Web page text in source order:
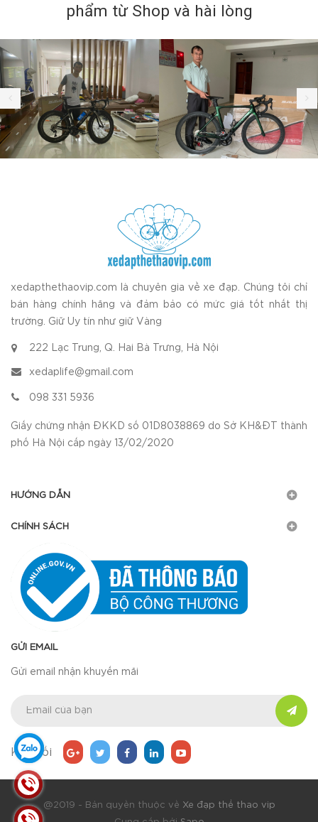
phẩm từ Shop và hài lòng
xedapthethaovip.com là chuyên gia về xe đạp. Chúng tôi chỉ
bán hàng chính hãng và đảm bảo có mức giá tốt nhất thị
trường. Giữ Uy tín như giữ Vàng
222 Lạc Trung, Q. Hai Bà Trưng, Hà Nội
xedaplife@gmail.com
098 331 5936
Giấy chứng nhận ĐKKD số 01D8038869 do Sở KH&ĐT thành
phố Hà Nội cấp ngày 13/02/2020
HƯỚNG DẪN
CHÍNH SÁCH
GỬI EMAIL
Gửi email nhận khuyến mãi
Kết nối
@2019 - Bản quyền thuộc về Xe đạp thể thao vip